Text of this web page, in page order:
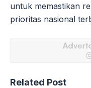
untuk memastikan
prioritas nasional
Related Post